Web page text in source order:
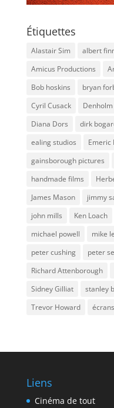
Étiquettes
Alastair Sim albert
Amicus Productions
Bob hoskins
bryan
Cyril Cusack
Diana Dors
dirk
ealing studios
Emeric
gainsborough pictures
handmade films
James Mason
jimmy
john mills
Ken Loach
michael powell
mike
peter cushing
peter
Richard Attenborough
Sidney Gilliat
stanley
Trevor Howard
Liens
Cinéma de tout